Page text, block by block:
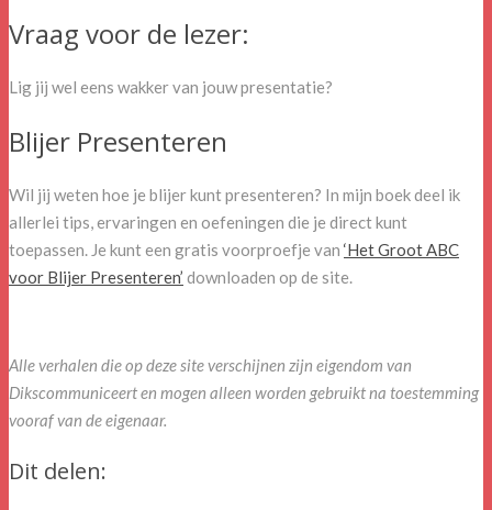
Vraag voor de lezer:
Lig jij wel eens wakker van jouw presentatie?
Blijer Presenteren
Wil jij weten hoe je blijer kunt presenteren? In mijn boek deel ik
allerlei tips, ervaringen en oefeningen die je direct kunt
toepassen. Je kunt een gratis voorproefje van ‘Het Groot ABC
voor Blijer Presenteren’ downloaden op de site.
Alle verhalen die op deze site verschijnen zijn eigendom van
Dikscommuniceert en mogen alleen worden gebruikt na toestemming
vooraf van de eigenaar.
Dit delen: